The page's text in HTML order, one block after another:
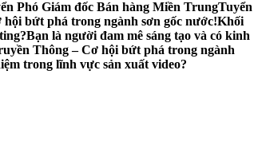
Phó Giám đốc Bán hàng Miền TrungTuyển
bứt phá trong ngành sơn gốc nước!Khối
Bạn là người đam mê sáng tạo và có kinh
Thông – Cơ hội bứt phá trong ngành
trong lĩnh vực sản xuất video?